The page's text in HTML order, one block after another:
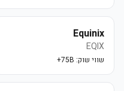
Equinix
EQIX
שווי שוק: 75B+